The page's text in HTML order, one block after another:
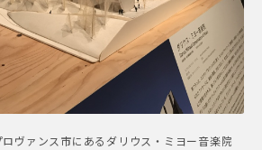
ヴァンス市にあるダリウス・ミヨー音楽院